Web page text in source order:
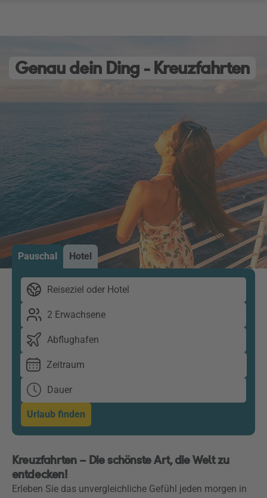
Genau dein Ding - Kreuzfahrten
Pauschal Hotel
Reiseziel oder Hotel
2 Erwachsene
Abflughafen
Zeitraum
Dauer
Urlaub finden
Kreuzfahrten – Die schönste Art, die Welt zu
entdecken!
Erleben Sie das unvergleichliche Gefühl jeden morgen in